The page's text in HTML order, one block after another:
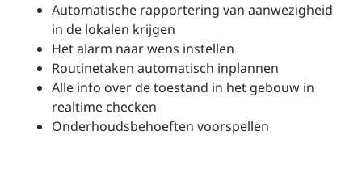
Automatische rapportering van aanwezigheid
in de lokalen krijgen
Het alarm naar wens instellen
Routinetaken automatisch inplannen
Alle info over de toestand in het gebouw in
realtime checken
Onderhoudsbehoeften voorspellen